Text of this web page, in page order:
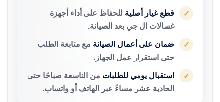
✓ قطع غيار أصلية للحفاظ على أداء أجهزة
غسالات ال جي بعد الصيانة.
✓ ضمان على أعمال الصيانة مع متابعة الطلب
حتى استقرار عمل الجهاز.
✓ استقبال يومي للطلبات من التاسعة صباحًا حتى
الحادية عشر مساءً عبر الهاتف أو واتساب.